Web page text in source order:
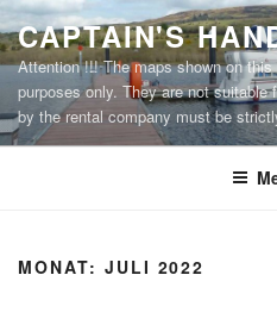
Zum
Inhalt
springen
CAPTAIN'S
Attention !!! The maps shown on
purposes only. They are not suitable
by the rental company must be
MONAT: JULI 2022